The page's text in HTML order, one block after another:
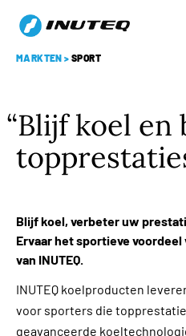
MARKTEN > SPORT
Blijf koel en
Blijf koel, verbeter uw
Ervaar het sportieve
van INUTEQ.
INUTEQ koelproducten
voor sporters die
geavanceerde